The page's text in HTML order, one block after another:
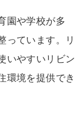
園や学校が多
っています。リ
いやすいリビン
環境を提供でき